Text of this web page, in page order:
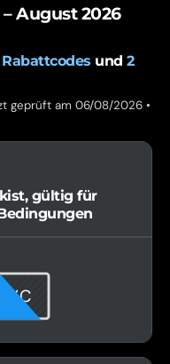
August 2026
und 2
geprüft am 06/08/2026 •
gültig für